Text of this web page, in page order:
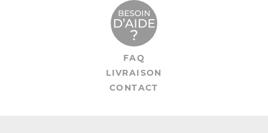
FAQ
LIVRAISON
CONTACT